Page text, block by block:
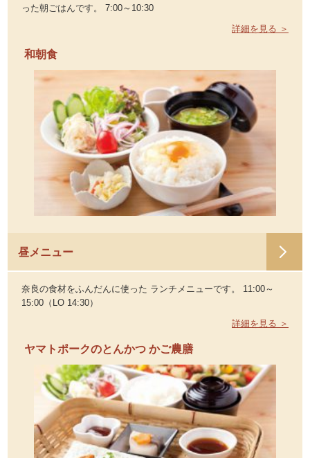
った朝ごはんです。 7:00～10:30
詳細を見る ＞
和朝食
昼メニュー
奈良の食材をふんだんに使った ランチメニューです。 11:00～
15:00（LO 14:30）
詳細を見る ＞
ヤマトポークのとんかつ かご農膳